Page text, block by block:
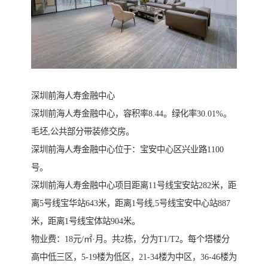
深圳前海人寿金融中心
深圳前海人寿金融中心，容积率8.44。绿化率30.01%。
毛坯,公共部分带装修交房。
深圳前海人寿金融中心位于：宝安中心区兴业路1100
号。
深圳前海人寿金融中心项目距离11号线宝安站282米，距
离5号线宝华站643米，距离1号线,5号线宝安中心站887
米，距离1号线宝体站904米。
物业费：18元/㎡·月。共2栋，分为T1/T2。每个塔楼分
高中低三区，5-19楼为低区，21-34楼为中区，36-46楼为